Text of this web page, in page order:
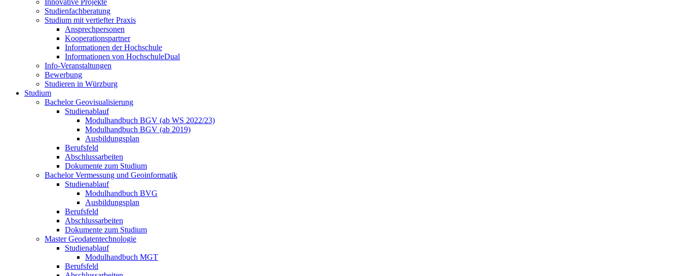
Innovative Projekte
Studienfachberatung
Studium mit vertiefter Praxis
Ansprechpersonen
Kooperationspartner
Informationen der Hochschule
Informationen von HochschuleDual
Info-Veranstaltungen
Bewerbung
Studieren in Würzburg
Studium
Bachelor Geovisualisierung
Studienablauf
Modulhandbuch BGV (ab WS 2022/23)
Modulhandbuch BGV (ab 2019)
Ausbildungsplan
Berufsfeld
Abschlussarbeiten
Dokumente zum Studium
Bachelor Vermessung und Geoinformatik
Studienablauf
Modulhandbuch BVG
Ausbildungsplan
Berufsfeld
Abschlussarbeiten
Dokumente zum Studium
Master Geodatentechnologie
Studienablauf
Modulhandbuch MGT
Berufsfeld